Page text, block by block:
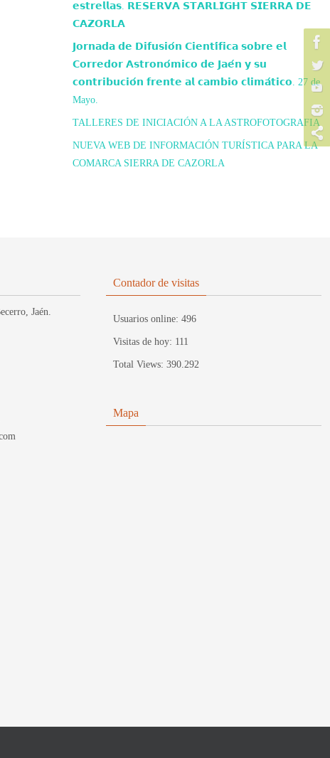
𝗲𝘀𝘁𝗿𝗲𝗹𝗹𝗮𝘀. 𝗥𝗘𝗦𝗘𝗥𝗩𝗔 𝗦𝗧𝗔𝗥𝗟𝗜𝗚𝗛𝗧 𝗦𝗜𝗘𝗥𝗥𝗔 𝗗𝗘
𝗖𝗔𝗭𝗢𝗥𝗟𝗔
𝗝𝗼𝗿𝗻𝗮𝗱𝗮 𝗱𝗲 𝗗𝗶𝗳𝘂𝘀𝗶𝗼́𝗻 𝗖𝗶𝗲𝗻𝘁𝗶́𝗳𝗶𝗰𝗮 𝘀𝗼𝗯𝗿𝗲 𝗲𝗹
𝗖𝗼𝗿𝗿𝗲𝗱𝗼𝗿 𝗔𝘀𝘁𝗿𝗼𝗻𝗼́𝗺𝗶𝗰𝗼 𝗱𝗲 𝗝𝗮𝗲́𝗻 𝘆 𝘀𝘂
𝗰𝗼𝗻𝘁𝗿𝗶𝗯𝘂𝗰𝗶𝗼́𝗻 𝗳𝗿𝗲𝗻𝘁𝗲 𝗮𝗹 𝗰𝗮𝗺𝗯𝗶𝗼 𝗰𝗹𝗶𝗺𝗮́𝘁𝗶𝗰𝗼. 27 de
Mayo.
TALLERES DE INICIACIÓN A LA ASTROFOTOGRAFIA
NUEVA WEB DE INFORMACIÓN TURÍSTICA PARA LA
COMARCA SIERRA DE CAZORLA
Jaén.
Contador de visitas
Usuarios online:496
Visitas de hoy: 111
Total Views:390.292
Mapa